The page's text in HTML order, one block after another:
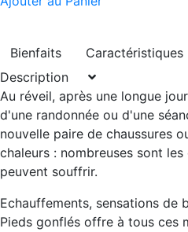
Bienfaits Caractéristiques
Description
Au réveil, après une longue
d'une randonnée ou d'une
nouvelle paire de chaussures
chaleurs : nombreuses sont
peuvent souffrir.
Echauffements, sensations de
Pieds gonflés offre à tous ces